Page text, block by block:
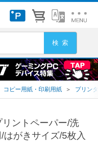
コピー用紙・印刷用紙 ＞ プリン
ントペーパー/洗
がきサイズ/5枚入